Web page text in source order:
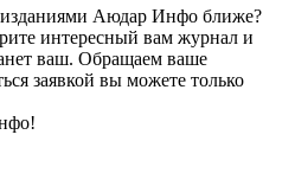
изданиями Аюдар Инфо ближе?
интересный вам журнал и
ваш. Обращаем ваше
заявкой вы можете только